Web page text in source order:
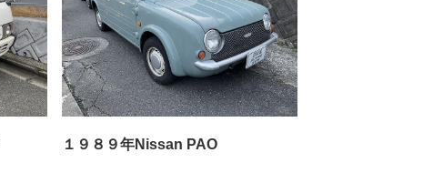
１９８９年Nissan PAO